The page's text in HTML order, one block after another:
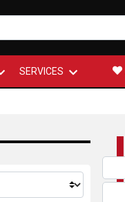
SERVICES